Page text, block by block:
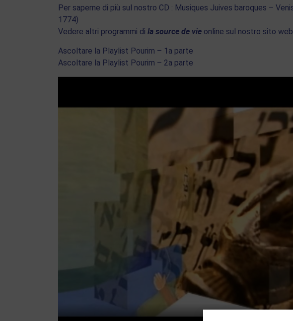
Per saperne di più sul nostro CD : Musiques Juives baroques –
1774)
Vedere altri programmi di la source de vie online sul nostro sito web
Ascoltare la Playlist Pourim – 1a parte
Ascoltare la Playlist Pourim – 2a parte